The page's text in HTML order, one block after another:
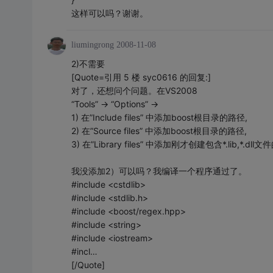
这样可以吗？谢谢。
liumingrong 2008-11-08
2)不需要
[Quote=引用 5 楼 syc0616 的回复:]
对了，还想问个问题。在VS2008
“Tools” -> “Options” ->
1) 在”Include files” 中添加boost根目录的路径,
2) 在”Source files” 中添加boost根目录的路径,
3) 在”Library files” 中添加刚才创建包含*.lib,*.dll文件
我没添加2）可以吗？我编译一个程序通过了。
#include <cstdlib>
#include <stdlib.h>
#include <boost/regex.hpp>
#include <string>
#include <iostream>
#incl…
[/Quote]